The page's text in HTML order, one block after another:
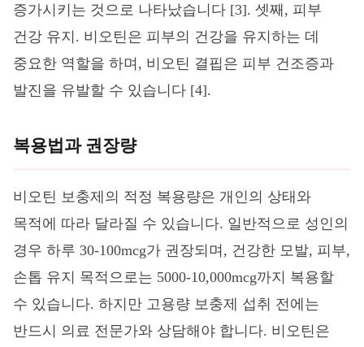
증가시키는 것으로 나타났습니다 [3]. 셋째, 피부
건강 유지. 비오틴은 피부의 건강을 유지하는 데
중요한 역할을 하며, 비오틴 결핍은 피부 건조증과
발진을 유발할 수 있습니다 [4].
복용법과 권장량
비오틴 보충제의 적정 복용량은 개인의 상태와
목적에 따라 달라질 수 있습니다. 일반적으로 성인의
경우 하루 30-100mcg가 권장되며, 건강한 모발, 피부,
손톱 유지 목적으로는 5000-10,000mcg까지 복용할
수 있습니다. 하지만 고용량 보충제 섭취 전에는
반드시 의료 전문가와 상담해야 합니다. 비오틴은